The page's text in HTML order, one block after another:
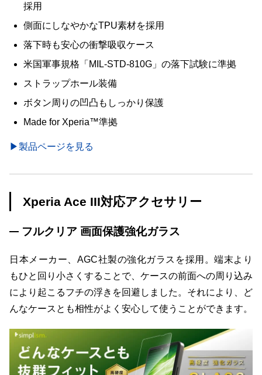
採用
側面にしなやかなTPU素材を採用
落下時も安心の衝撃吸収ケース
米国軍事規格「MIL-STD-810G」の落下試験に準拠
ストラップホール装備
ボタン周りの凹凸もしっかり保護
Made for Xperia™準拠
▶製品ページを見る
Xperia Ace III対応アクセサリー
フルクリア 画面保護強化ガラス
日本メーカー、AGC社製の強化ガラスを採用。端末より
もひと回り小さくすることで、ケースの前面への周り込み
により起こるフチの浮きを回避しました。それにより、ど
んなケースとも相性がよく安心して使うことができます。